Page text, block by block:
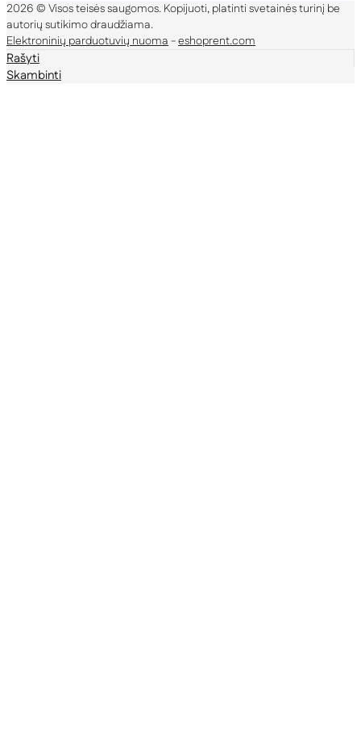
2026 © Visos teisės saugomos. Kopijuoti, platinti svetainės turinį be
autorių sutikimo draudžiama.
Elektroninių parduotuvių nuoma-eshoprent.com
Rašyti
Skambinti